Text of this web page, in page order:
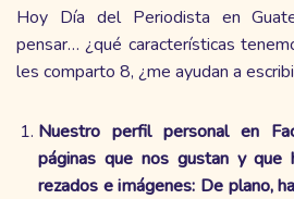
Hoy Día del Periodista en
pensar… ¿qué características
les comparto 8, ¿me ayudan a
Nuestro perfil personal en
páginas que nos gustan y que
rezados e imágenes: De plano,